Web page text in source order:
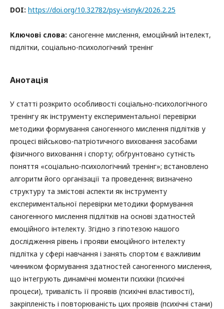
DOI: https://doi.org/10.32782/psy-visnyk/2026.2.25
Ключові слова: саногенне мислення, емоційний інтелект,
підлітки, соціально-психологічний тренінг
Анотація
У статті розкрито особливості соціально-психологічного
тренінгу як інструменту експериментальної перевірки
методики формування саногенного мислення підлітків у
процесі військово-патріотичного виховання засобами
фізичного виховання і спорту; обґрунтовано сутність
поняття «соціально-психологічний тренінг»; встановлено
алгоритм його організації та проведення; визначено
структуру та змістові аспекти як інструменту
експериментальної перевірки методики формування
саногенного мислення підлітків на основі здатностей
емоційного інтелекту. Згідно з гіпотезою нашого
дослідження рівень і прояви емоційного інтелекту
підлітка у сфері навчання і занять спортом є важливим
чинником формування здатностей саногенного мислення,
що інтегрують динамічні моменти психіки (психічні
процеси), тривалість її проявів (психічні властивості),
закріпленість і повторюваність цих проявів (психічні стани)